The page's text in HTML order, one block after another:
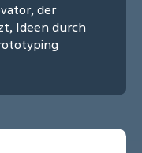
der
Ideen durch